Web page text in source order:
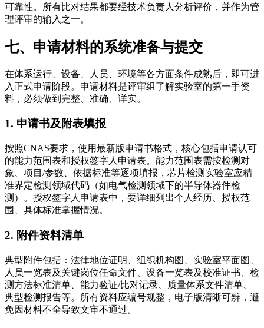
可靠性。所有比对结果都要经技术负责人分析评价，并作为管
理评审的输入之一。
七、申请材料的系统准备与提交
在体系运行、设备、人员、环境等各方面条件成熟后，即可进
入正式申请阶段。申请材料是评审组了解实验室的第一手资
料，必须做到完整、准确、详实。
1. 申请书及附表填报
按照CNAS要求，使用最新版申请书格式，核心包括申请认可
的能力范围表和授权签字人申请表。能力范围表需按检测对
象、项目/参数、依据标准等逐项填报，芯片检测实验室应精
准界定检测领域代码（如电气检测领域下的半导体器件检
测）。授权签字人申请表中，要详细列出个人经历、授权范
围、具体标准掌握情况。
2. 附件资料清单
典型附件包括：法律地位证明、组织机构图、实验室平面图、
人员一览表及关键岗位任命文件、设备一览表及校准证书、检
测方法标准清单、能力验证/比对记录、质量体系文件清单、
典型检测报告等。所有资料应编号规整，电子版清晰可辨，避
免因材料不全导致文审不通过。